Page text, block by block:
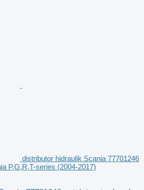
distributor hidraulik Scania 77701246
P,G,R,T-series (2004-2017)